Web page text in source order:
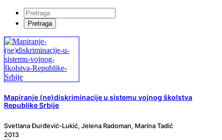
Mapiranje (ne)diskriminacije u sistemu vojnog školstva
Republike Srbije
Svetlana Đurđević-Lukić, Jelena Radoman, Marina Tadić
2013